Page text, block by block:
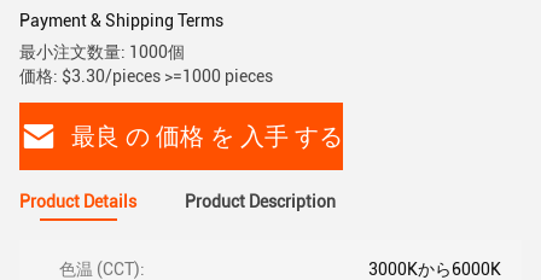
Payment & Shipping Terms
最小注文数量: 1000個
価格: $3.30/pieces >=1000 pieces
最良 の 価格 を 入手 する
Product Details Product Description
色温 (CCT): 3000Kから6000K